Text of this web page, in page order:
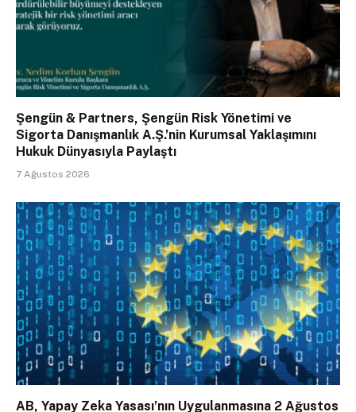
Şengün & Partners, Şengün Risk Yönetimi ve
Sigorta Danışmanlık A.Ş.’nin Kurumsal Yaklaşımını
Hukuk Dünyasıyla Paylaştı
7 Ağustos 2026
AB, Yapay Zeka Yasası’nın Uygulanmasına 2 Ağustos